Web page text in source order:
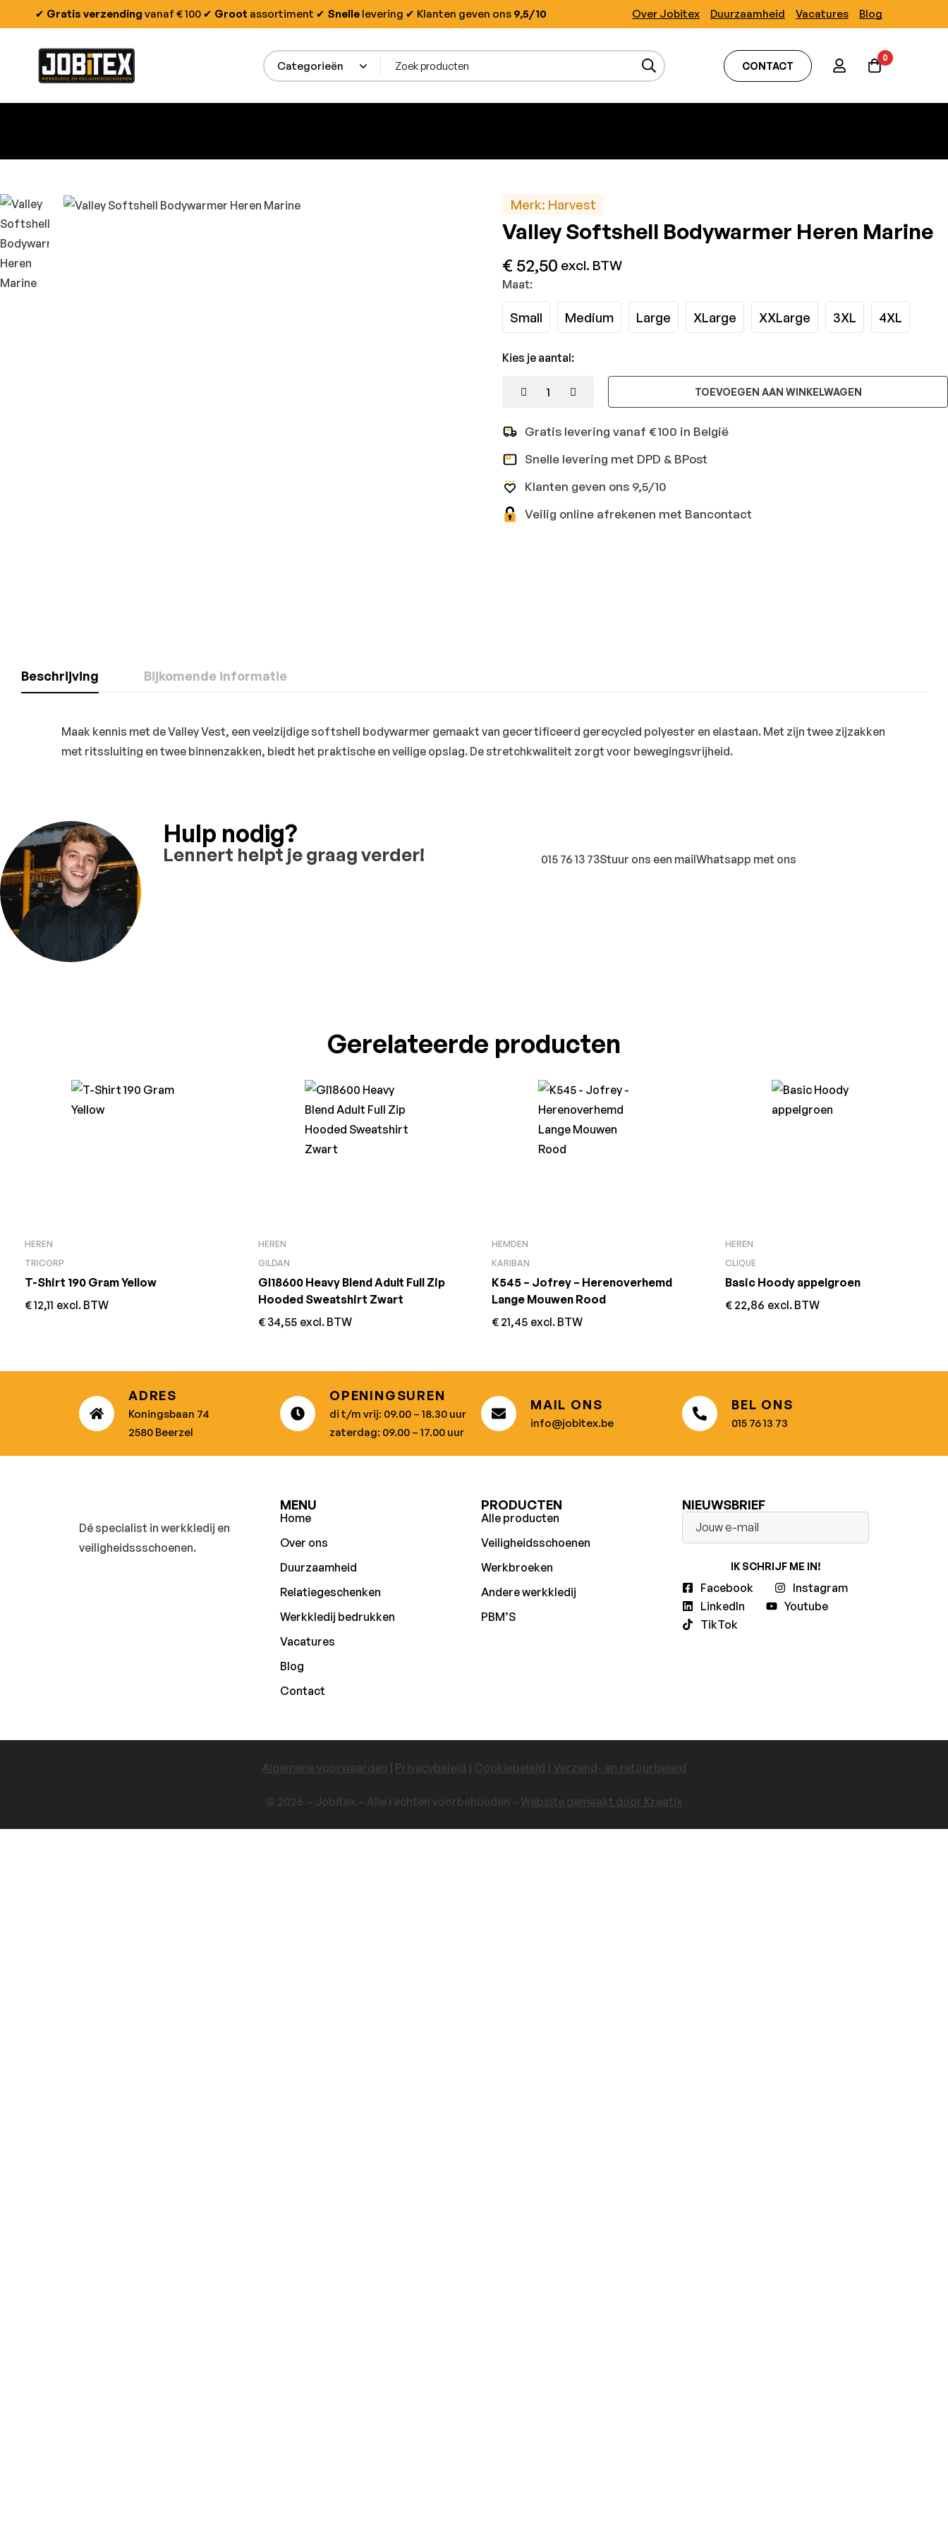
✔ Gratis verzending vanaf € 100 ✔ Groot assortiment ✔ Snelle levering ✔ Klanten geven ons 9,5/10 Over Jobitex Duurzaamheid Vacatures Blog
CONTACT
0
Merk: Harvest
Valley Softshell Bodywarmer Heren Marine
€ 52,50 excl. BTW
Maat:
Small Medium Large XLarge XXLarge 3XL 4XL
Kies je aantal:
TOEVOEGEN AAN WINKELWAGEN
Gratis levering vanaf €100 in België
Snelle levering met DPD & BPost
Klanten geven ons 9,5/10
Veilig online afrekenen met Bancontact
Beschrijving Bijkomende informatie
Maak kennis met de Valley Vest, een veelzijdige softshell bodywarmer gemaakt van gecertificeerd gerecycled polyester en elastaan. Met zijn twee zijzakken
met ritssluiting en twee binnenzakken, biedt het praktische en veilige opslag. De stretchkwaliteit zorgt voor bewegingsvrijheid.
Hulp nodig?
Lennert helpt je graag verder! 015 76 13 73Stuur ons een mailWhatsapp met ons
Gerelateerde producten
HEREN
TRICORP
T-Shirt 190 Gram Yellow
€12,11 excl. BTW
HEREN
GILDAN
GI18600 Heavy Blend Adult Full Zip
Hooded Sweatshirt Zwart
€ 34,55 excl. BTW
HEMDEN
KARIBAN
K545 – Jofrey – Herenoverhemd
Lange Mouwen Rood
€ 21,45 excl. BTW
HEREN
CLIQUE
Basic Hoody appelgroen
€ 22,86 excl. BTW
ADRES
Koningsbaan 74
2580 Beerzel
OPENINGSUREN
di t/m vrij: 09.00 – 18.30 uur
zaterdag: 09.00 – 17.00 uur
MAIL ONS
info@jobitex.be
BEL ONS
015 76 13 73
Dé specialist in werkkledij en
veiligheidssschoenen.
MENU
Home
Over ons
Duurzaamheid
Relatiegeschenken
Werkkledij bedrukken
Vacatures
Blog
Contact
PRODUCTEN
Alle producten
Veiligheidsschoenen
Werkbroeken
Andere werkkledij
PBM’S
NIEUWSBRIEF
IK SCHRIJF ME IN!
Facebook
Instagram
LinkedIn
Youtube
TikTok
© 2026 – Jobitex – Alle rechten voorbehouden – Website gemaakt door Kreatix
Algemene voorwaarden | Privacybeleid | Cookiebeleid | Verzend- en retourbeleid